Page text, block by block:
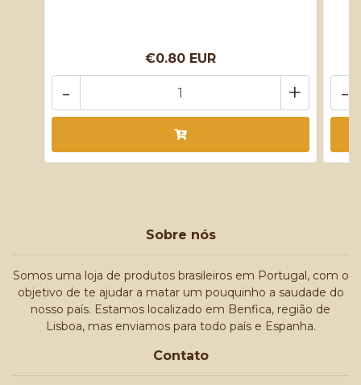
€0.80 EUR
+
- -
Sobre nós
Somos uma loja de produtos brasileiros em Portugal, com o
objetivo de te ajudar a matar um pouquinho a saudade do
nosso país. Estamos localizado em Benfica, região de
Lisboa, mas enviamos para todo país e Espanha.
Contato